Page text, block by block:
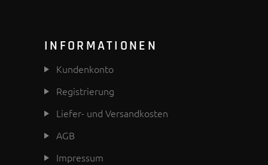
INFORMATIONEN
Kundenkonto
Registrierung
Liefer- und Versandkosten
AGB
Impressum